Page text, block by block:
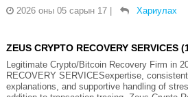
2026 оны 05 сарын 17 | Хариулах
ZEUS CRYPTO RECOVERY SERVICES
Legitimate Crypto/Bitcoin Recovery Firm in
RECOVERY SERVICESexpertise,
explanations, and supportive handling of